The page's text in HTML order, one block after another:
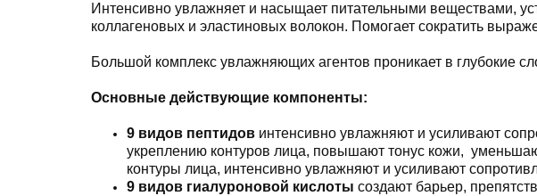
Интенсивно увлажняет и насыщает питательными веществами,
коллагеновых и эластиновых волокон. Помогает сократить
Большой комплекс увлажняющих агентов проникает в глубокие
Основные действующие компоненты:
9 видов пептидов интенсивно увлажняют и усиливают
укреплению контуров лица, повышают тонус кожи,
контуры лица, интенсивно увлажняют и усиливают
9 видов гиалуроновой кислоты создают барьер,